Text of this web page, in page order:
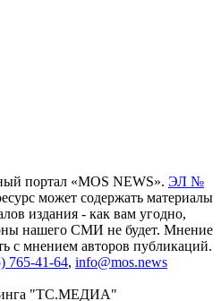
портал «MOS NEWS». ЭЛ №
может содержать материалы
издания - как вам угодно,
нашего СМИ не будет. Мнение
с мнением авторов публикаций.
765-41-64, info@mos.news
"ТС.МЕДИА"